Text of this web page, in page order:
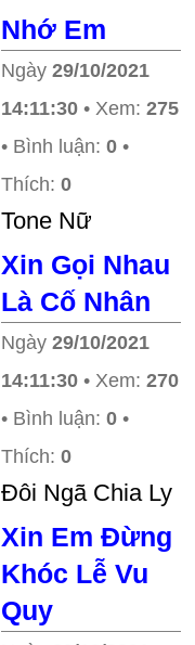
Nhớ Em
Ngày 29/10/2021
14:11:30 • Xem: 275
• Bình luận: 0 •
Thích: 0
Tone Nữ
Xin Gọi Nhau
Là Cố Nhân
Ngày 29/10/2021
14:11:30 • Xem: 270
• Bình luận: 0 •
Thích: 0
Đôi Ngã Chia Ly
Xin Em Đừng
Khóc Lễ Vu
Quy